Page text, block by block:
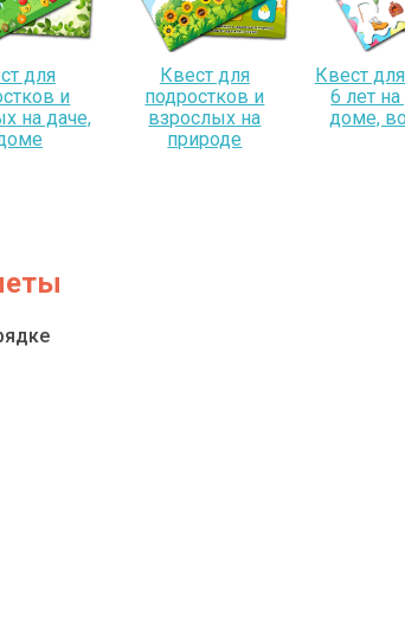
для
и
на даче,
Квест для
подростков и
взрослых на
природе
Квест
6 лет
доме,